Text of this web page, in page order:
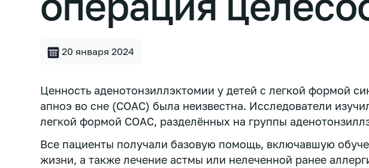
20 января 2024
Ценность аденотонзиллэктомии у детей с легкой формой
апноэ во сне (СОАС) была неизвестна. Исследователи
легкой формой СОАС, разделённых на группы
Все пациенты получали базовую помощь, включавшую
жизни, а также лечение астмы или нелеченной ранее